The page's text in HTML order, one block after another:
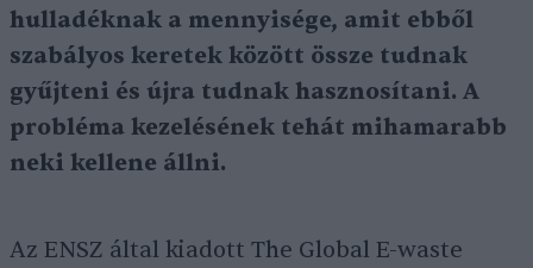
hulladéknak a mennyisége, amit ebből
szabályos keretek között össze tudnak
gyűjteni és újra tudnak hasznosítani. A
probléma kezelésének tehát mihamarabb
neki kellene állni.
Az ENSZ által kiadott The Global E-waste